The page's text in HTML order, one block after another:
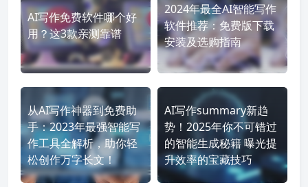
AI写作免费软件哪个好
用？这3款亲测靠谱
2024年最全AI智能写作
软件推荐：免费版下载
安装及选购指南
从AI写作神器到免费助
手：2023年最强智能写
作工具全解析，助你轻
松创作万字长文！
AI写作summary新趋
势！2025年你不可错过
的智能生成秘籍 曝光提
升效率的宝藏技巧